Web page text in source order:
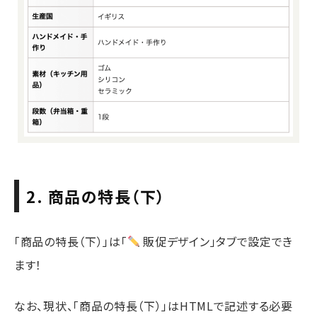
2. 商品の特長（下）
「商品の特長（下）」は「
販促デザイン」タブで設定でき
ます！
なお、現状、「商品の特長（下）」はHTMLで記述する必要